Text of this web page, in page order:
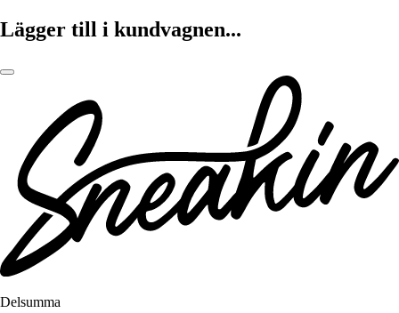
Lägger till i kundvagnen...
Delsumma